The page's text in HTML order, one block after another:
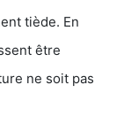
tiède. En
être
ne soit pas